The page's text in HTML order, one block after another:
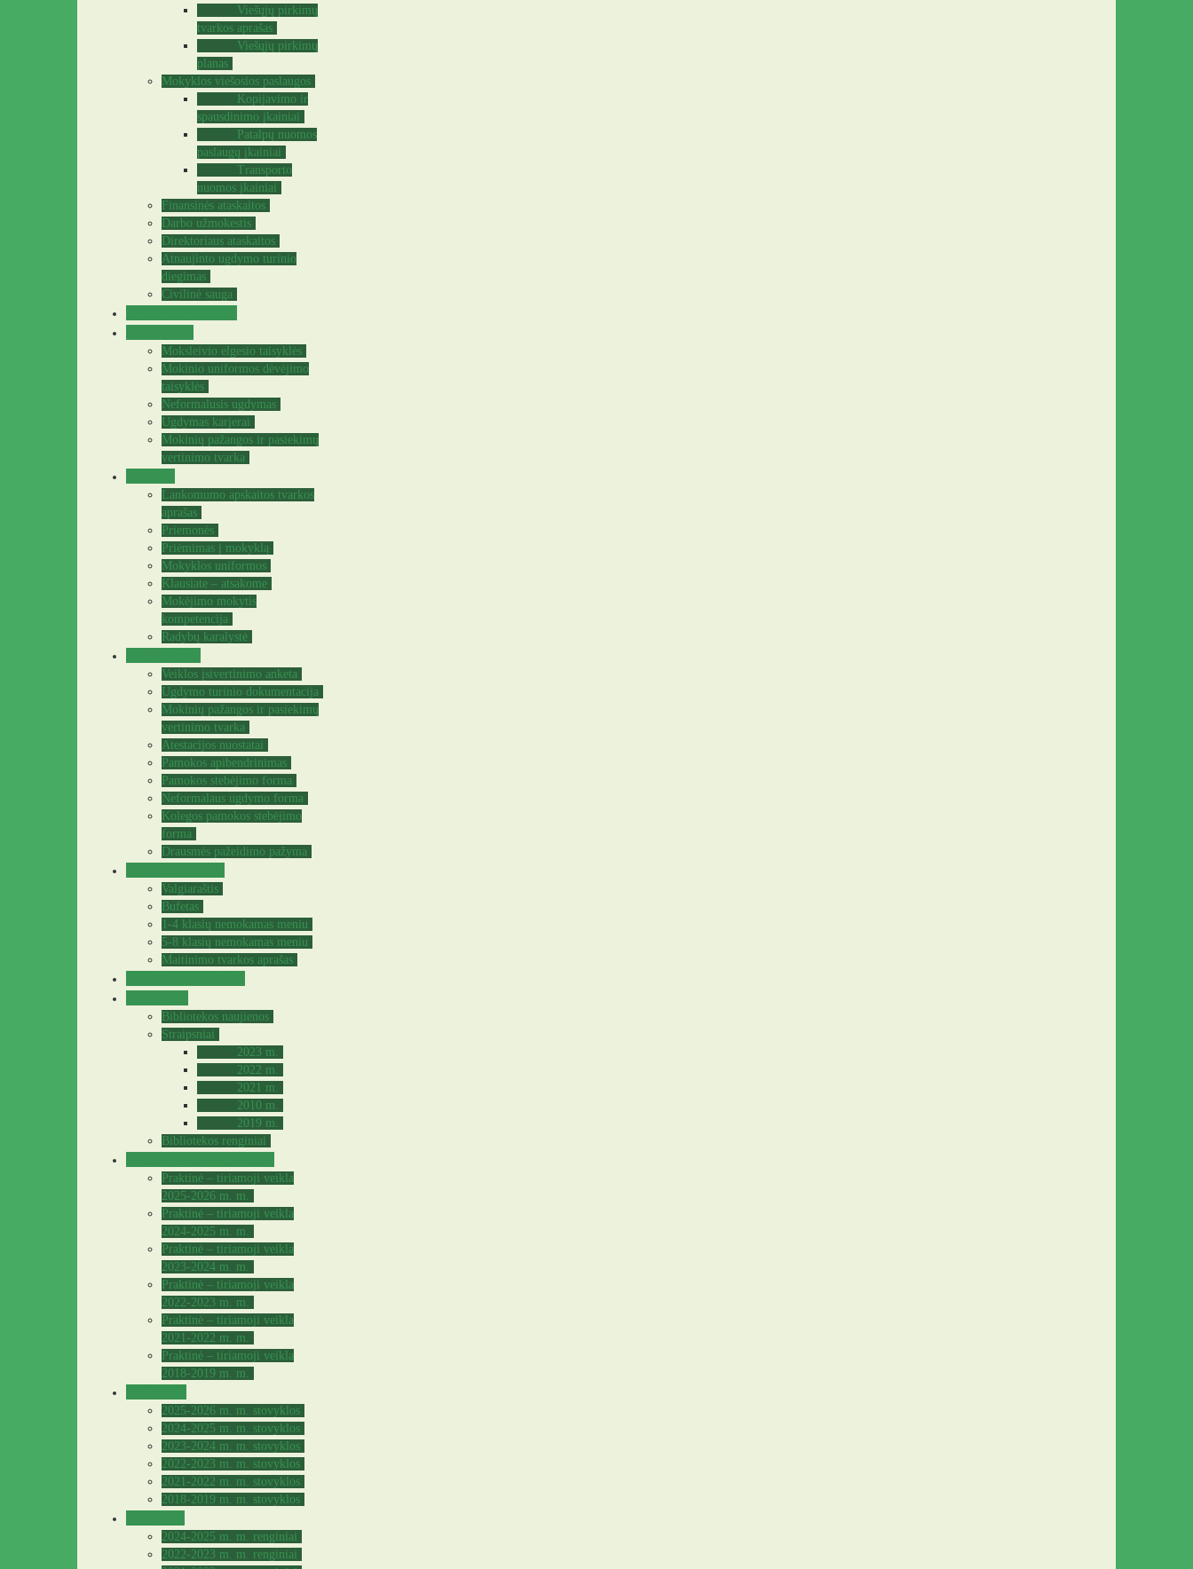
Viešųjų pirkimų
tvarkos aprašas
Viešųjų pirkimų
planas
Mokyklos viešosios paslaugos
Kopijavimo ir
spausdinimo įkainiai
Patalpų nuomos
paslaugų įkainiai
Transporto
nuomos įkainiai
Finansinės ataskaitos
Darbo užmokestis
Direktoriaus ataskaitos
Atnaujinto ugdymo turinio
diegimas
Civilinė sauga
Moksleivio elgesio taisyklės
Mokinio uniformos dėvėjimo
taisyklės
Neformalusis ugdymas
Ugdymas karjerai
Mokinių pažangos ir pasiekimų
vertinimo tvarka
Lankomumo apskaitos tvarkos
aprašas
Priemonės
Priėmimas į mokyklą
Mokyklos uniformos
Klausiate – atsakome
Mokėjimo mokytis
kompetencija
Radybų karalystė
Veiklos įsivertinimo anketa
Ugdymo turinio dokumentacija
Mokinių pažangos ir pasiekimų
vertinimo tvarka
Atestacijos nuostatai
Pamokos apibendrinimas
Pamokos stebėjimo forma
Neformalaus ugdymo forma
Kolegos pamokos stebėjimo
forma
Drausmės pažeidimo pažyma
Valgiaraštis
Bufetas
1-4 klasių nemokamas meniu
5-8 klasių nemokamas meniu
Maitinimo tvarkos aprašas
Bibliotekos naujienos
Straipsniai
2023 m.
2022 m.
2021 m.
2010 m.
2019 m.
Bibliotekos renginiai
Praktinė – tiriamoji veikla
2025-2026 m. m.
Praktinė – tiriamoji veikla
2024-2025 m. m.
Praktinė – tiriamoji veikla
2023-2024 m. m.
Praktinė – tiriamoji veikla
2022-2023 m. m.
Praktinė – tiriamoji veikla
2021-2022 m. m.
Praktinė – tiriamoji veikla
2018-2019 m. m.
2025-2026 m. m. stovyklos
2024-2025 m. m. stovyklos
2023-2024 m. m. stovyklos
2022-2023 m. m. stovyklos
2021-2022 m. m. stovyklos
2018-2019 m. m. stovyklos
2024-2025 m. m. renginiai
2022-2023 m. m. renginiai